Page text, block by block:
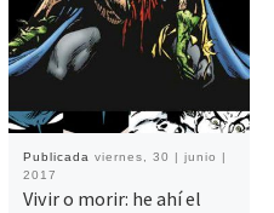
Publicada viernes, 30 | junio |
2017
Vivir o morir: he ahí el